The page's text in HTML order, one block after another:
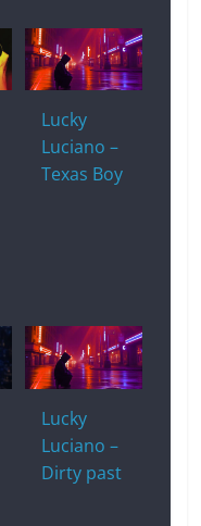
Lucky
Luciano –
Texas Boy
Lucky
Luciano –
Dirty past